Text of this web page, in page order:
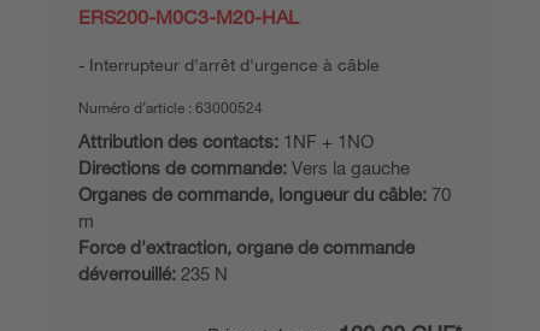
ERS200-M0C3-M20-HAL
Interrupteur d'arrêt d'urgence à câble
Numéro d’article : 63000524
Attribution des contacts: 1NF + 1NO
Directions de commande: Vers la gauche
Organes de commande, longueur du câble: 70
m
Force d'extraction, organe de commande
déverrouillé: 235 N